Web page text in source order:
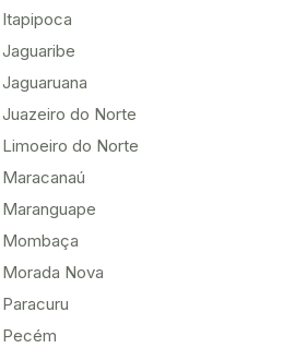
Itapipoca
Jaguaribe
Jaguaruana
Juazeiro do Norte
Limoeiro do Norte
Maracanaú
Maranguape
Mombaça
Morada Nova
Paracuru
Pecém